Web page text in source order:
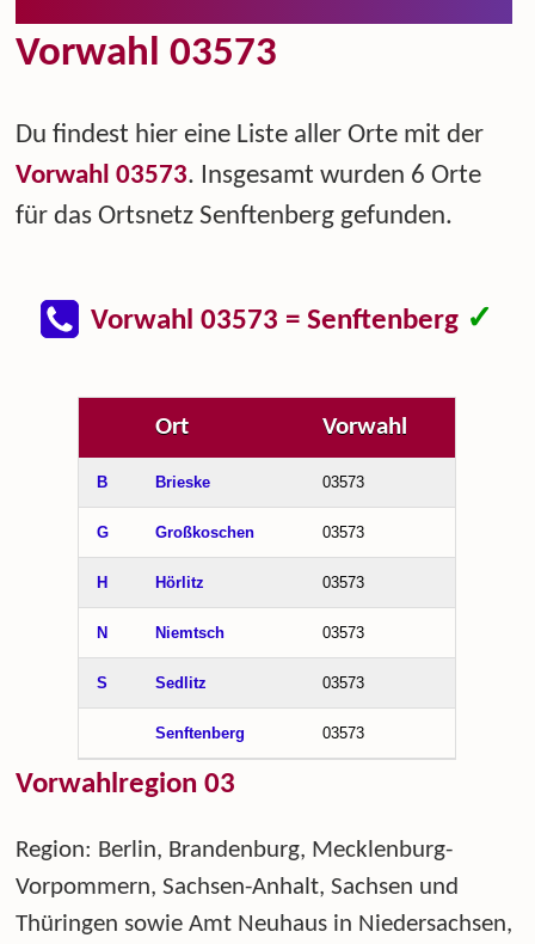
Vorwahl 03573
Du findest hier eine Liste aller Orte mit der
Vorwahl 03573. Insgesamt wurden 6 Orte
für das Ortsnetz Senftenberg gefunden.
Vorwahl 03573 = Senftenberg ✓
Ort Vorwahl
B Brieske 03573
G Großkoschen 03573
H Hörlitz 03573
N Niemtsch 03573
S Sedlitz 03573
Senftenberg 03573
Vorwahlregion 03
Region: Berlin, Brandenburg, Mecklenburg-
Vorpommern, Sachsen-Anhalt, Sachsen und
Thüringen sowie Amt Neuhaus in Niedersachsen,